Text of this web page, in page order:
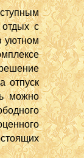
с
уютном
отпуск
можно